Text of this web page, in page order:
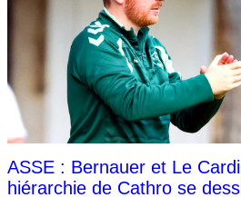
ASSE : Bernauer et Le
hiérarchie de Cathro se